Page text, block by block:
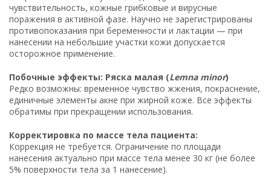
чувствительность, кожные грибковые и вирусные
поражения в активной фазе. Научно не зарегистрированы
противопоказания при беременности и лактации — при
нанесении на небольшие участки кожи допускается
осторожное применение.
Побочные эффекты: Ряска малая (Lemna minor)
Редко возможны: временное чувство жжения, покраснение,
единичные элементы акне при жирной коже. Все эффекты
обратимы при прекращении использования.
Корректировка по массе тела пациента:
Коррекция не требуется. Ограничение по площади
нанесения актуально при массе тела менее 30 кг (не более
5% поверхности тела за 1 нанесение).